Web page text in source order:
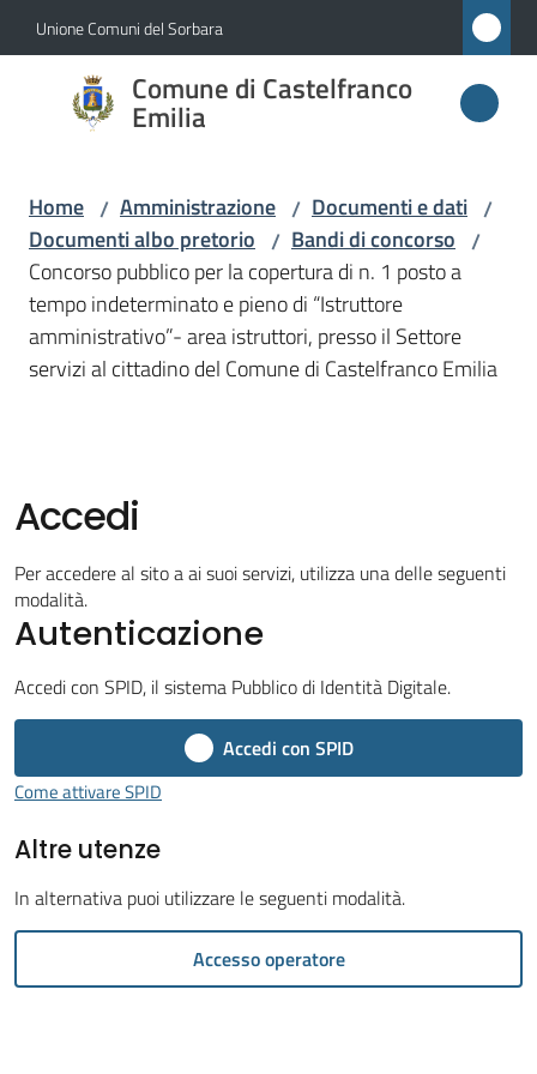
Vai al contenuto
Vai alla navigazione
Vai al footer
Unione Comuni del Sorbara
Comune di Castelfranco
Emilia
Comune di
Castelfranco
Amministrazione
Menu selezionato
Novità
Castelfranco
Emilia
Tutti
gli
Seguici
su
Home / Amministrazione / Documenti e dati /
Documenti albo pretorio / Bandi di concorso /
Concorso pubblico per la copertura di n. 1 posto a
tempo indeterminato e pieno di “Istruttore
amministrativo”- area istruttori, presso il Settore
servizi al cittadino del Comune di Castelfranco Emilia
Accedi
Per accedere al sito a ai suoi servizi, utilizza una delle seguenti
modalità.
Autenticazione
Accedi con SPID, il sistema Pubblico di Identità Digitale.
Accedi con SPID
Come attivare SPID
Altre utenze
In alternativa puoi utilizzare le seguenti modalità.
Accesso operatore